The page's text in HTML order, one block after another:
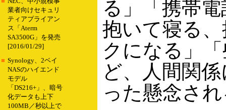
業者向けセキュリ
ティアプライアン
ス「Aterm
SA3500G」を発売
[2016/01/29]
■ Synology、2ベイ
NASのハイエンド
モデル
「DS216+」、暗号
化データも上下
100MB／秒以上で
る」「携帯
抱いて寝る
クになる」
ど、人間関
った懸念さ